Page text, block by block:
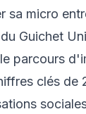
sa micro
Guichet
parcours
clés de